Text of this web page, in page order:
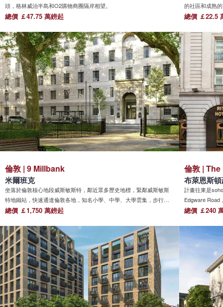
頭，格林威治半島和O2購物商圈隔岸相望。
總價 ￡47.75 萬鎊起
的社區和成熟
計公園。
總價 ￡22.5
倫敦 | 9 Millbank
米爾班克
坐落於倫敦核心地段威斯敏斯特，鄰近眾多歷史地標，緊鄰威斯敏斯
特地鐵站，快速通達倫敦各地，知名小學、中學、大學雲集，步行即
可抵達三座皇家公園、騎士橋購物區、梅費爾的米其林星級餐廳以及
總價 ￡1,750 萬鎊起
倫敦 |
布萊恩斯
計畫往東是
Edgware Road
波蘭大使館都
總價 ￡240